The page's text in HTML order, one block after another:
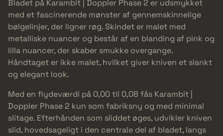
Bladet på Karambit | Doppler Phase 2 er udsmykket
med et fascinerende mønster af gennemskinnelige
bølgelinjer, der ligner røg. Skindet er malet med
metalliske nuancer og består af en blanding af pink og
lilla nuancer, der skaber smukke overgange.
Håndtaget er ikke malet, hvilket giver kniven et slankt
og elegant look.
Med en flydeværdi på 0,00 til 0,08 fås Karambit |
Doppler Phase 2 kun som fabriksny og med minimal
slitage. Efterhånden som sliddet øges, udvikler kniven
slid, hovedsageligt i den centrale del af bladet, langs